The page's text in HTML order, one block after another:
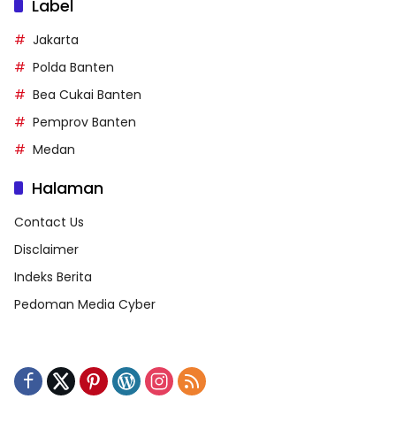
Label
Jakarta
Polda Banten
Bea Cukai Banten
Pemprov Banten
Medan
Halaman
Contact Us
Disclaimer
Indeks Berita
Pedoman Media Cyber